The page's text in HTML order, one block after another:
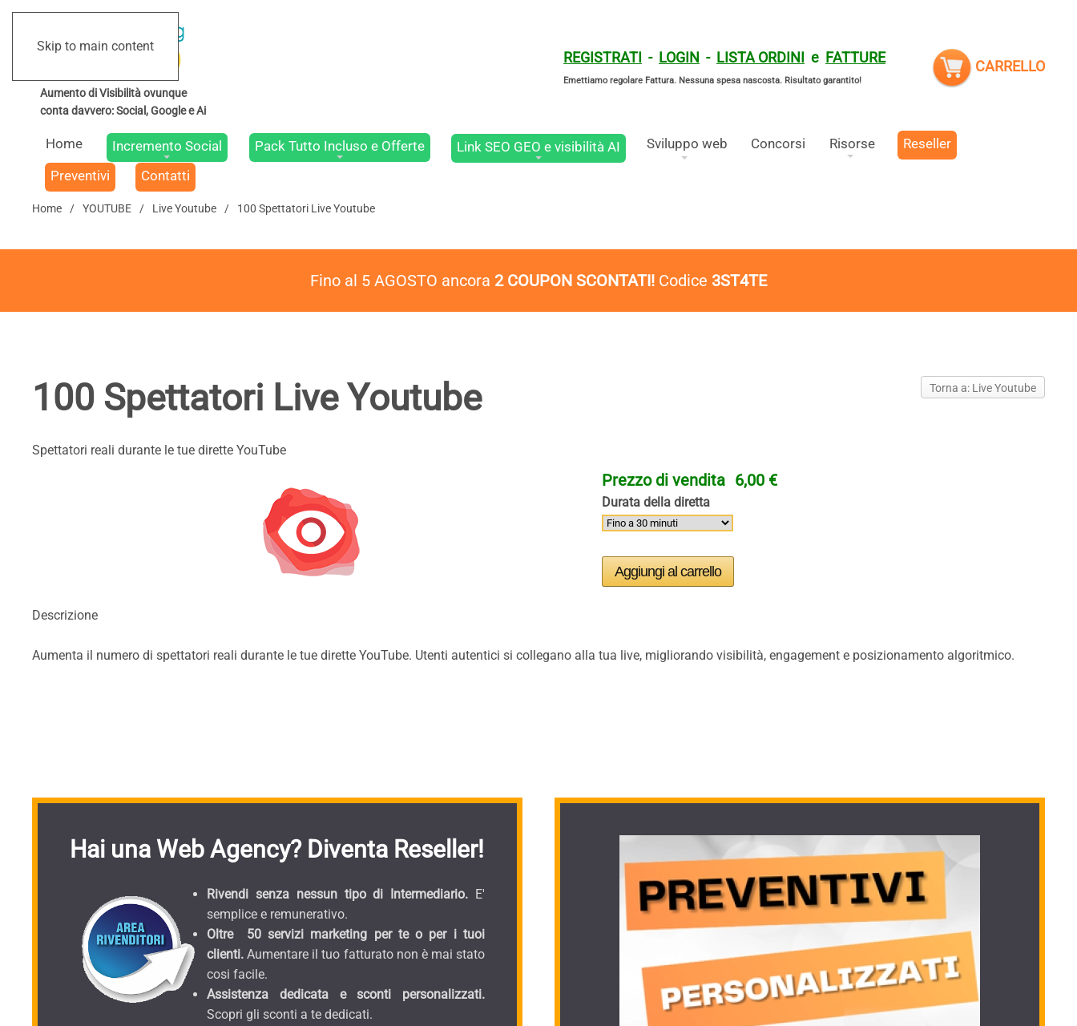
Skip to main content
REGISTRATI - LOGIN - LISTA ORDINI e FATTURE
Emettiamo regolare Fattura. Nessuna spesa nascosta. Risultato garantito!
CARRELLO
Home Incremento Social Pack Tutto Incluso e Offerte Link SEO GEO e visibilità AI Sviluppo web Concorsi Risorse
Reseller
Preventivi
Contatti
Home YOUTUBE Live Youtube 100 Spettatori Live Youtube
Fino al 5 AGOSTO ancora 2 COUPON SCONTATI! Codice 3ST4TE
Torna a: Live Youtube
100 Spettatori Live Youtube
Spettatori reali durante le tue dirette YouTube
Prezzo di vendita 6,00 €
Durata della diretta
Descrizione
Aumenta il numero di spettatori reali durante le tue dirette YouTube. Utenti autentici si collegano alla tua live, migliorando visibilità, engagement e posizionamento algoritmico.
Hai una Web Agency? Diventa Reseller!
Rivendi senza nessun tipo di Intermediario. E'
semplice e remunerativo.
Oltre 50 servizi marketing per te o per i tuoi
clienti. Aumentare il tuo fatturato non è mai stato
cosi facile.
Assistenza dedicata e sconti personalizzati.
Scopri gli sconti a te dedicati.